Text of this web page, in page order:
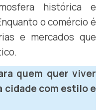
histórica e
o comércio é
e mercados que
quem quer viver
cidade com estilo e